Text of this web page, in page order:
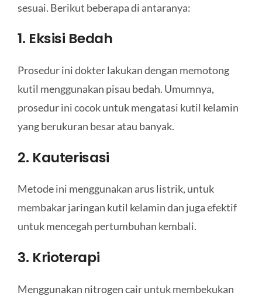
sesuai. Berikut beberapa di antaranya:
1. Eksisi Bedah
Prosedur ini dokter lakukan dengan memotong
kutil menggunakan pisau bedah. Umumnya,
prosedur ini cocok untuk mengatasi kutil kelamin
yang berukuran besar atau banyak.
2. Kauterisasi
Metode ini menggunakan arus listrik, untuk
membakar jaringan kutil kelamin dan juga efektif
untuk mencegah pertumbuhan kembali.
3. Krioterapi
Menggunakan nitrogen cair untuk membekukan